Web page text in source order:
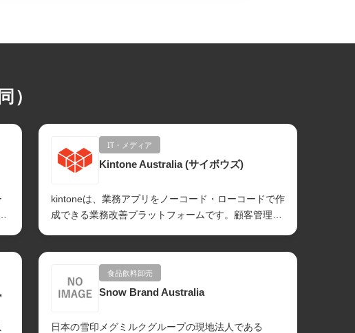
）
IT・メディア
Kintone Australia (サイボウズ)
kintoneは、業務アプリをノーコード・ローコードで作
成できる業務改善プラットフォームです。顧客管理、
食品飲料卸売
Snow Brand Australia
日本の雪印メグミルクグループの現地法人である